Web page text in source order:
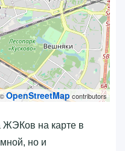
OpenStreetMap contributors
ЖЭКов на карте в
но и